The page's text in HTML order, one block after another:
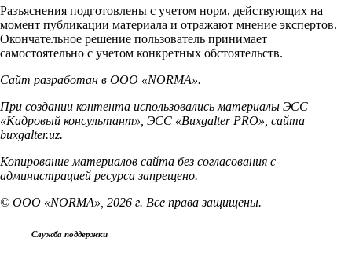
Разъяснения подготовлены с учетом норм, действующих на
момент публикации материала и отражают мнение экспертов.
Окончательное решение пользователь принимает
самостоятельно с учетом конкретных обстоятельств.
Сайт разработан в ООО «NORMA».
При создании контента использовались материалы ЭСС
«Кадровый консультант», ЭСС «Buxgalter PRO», сайта
buxgalter.uz.
Копирование материалов сайта без согласования с
администрацией ресурса запрещено.
© ООО «NORMA», 2026 г. Все права защищены.
Служба поддержки